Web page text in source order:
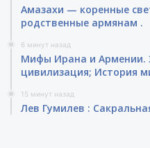
Амазахи — коренные
родственные армянам .
6 минут назад
Мифы Ирана и Армении.
цивилизация; История
15 минут назад
Лев Гумилев :